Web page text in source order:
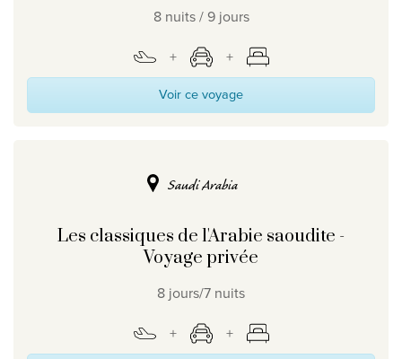
8 nuits / 9 jours
Voir ce voyage
Saudi Arabia
Les classiques de l'Arabie saoudite -
Voyage privée
8 jours/7 nuits